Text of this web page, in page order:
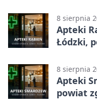
8 sierpnia
Apteki
Łódzki,
8 sierpnia
Apteki
powiat